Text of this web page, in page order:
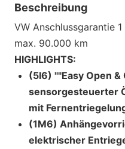
Beschreibung
VW Anschlussgarantie
max. 90.000 km
HIGHLIGHTS:
(5I6) ""Easy Open
sensorgesteuerter
mit
(1M6)
elektrischer